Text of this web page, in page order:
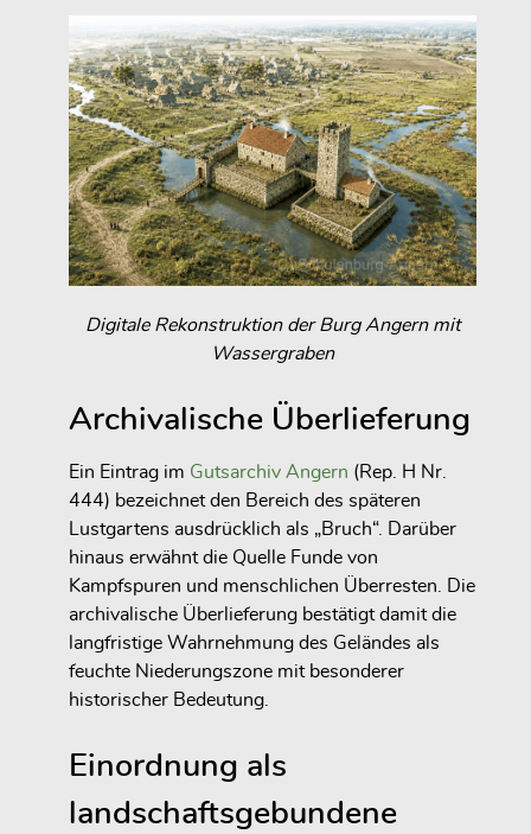
Digitale Rekonstruktion der Burg Angern mit
Wassergraben
Archivalische Überlieferung
Ein Eintrag im Gutsarchiv Angern (Rep. H Nr.
444) bezeichnet den Bereich des späteren
Lustgartens ausdrücklich als „Bruch“. Darüber
hinaus erwähnt die Quelle Funde von
Kampfspuren und menschlichen Überresten. Die
archivalische Überlieferung bestätigt damit die
langfristige Wahrnehmung des Geländes als
feuchte Niederungszone mit besonderer
historischer Bedeutung.
Einordnung als
landschaftsgebundene